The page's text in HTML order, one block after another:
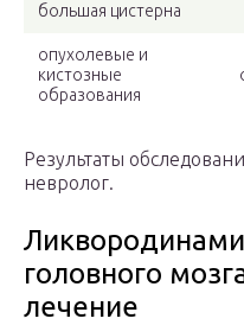
большая цистерна
опухолевые и
кистозные
образования
Результаты
невролог.
головного
лечение